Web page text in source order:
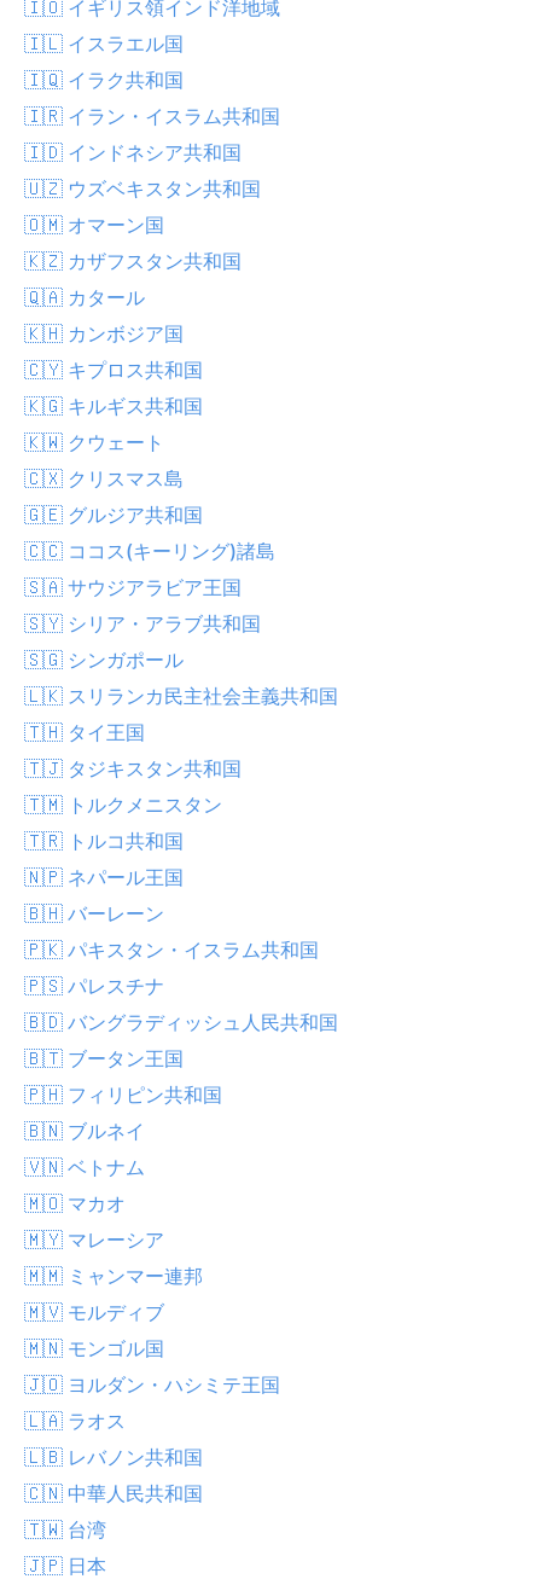
🇮🇴 イギリス領インド洋地域
🇮🇱 イスラエル国
🇮🇶 イラク共和国
🇮🇷 イラン・イスラム共和国
🇮🇩 インドネシア共和国
🇺🇿 ウズベキスタン共和国
🇴🇲 オマーン国
🇰🇿 カザフスタン共和国
🇶🇦 カタール
🇰🇭 カンボジア国
🇨🇾 キプロス共和国
🇰🇬 キルギス共和国
🇰🇼 クウェート
🇨🇽 クリスマス島
🇬🇪 グルジア共和国
🇨🇨 ココス(キーリング)諸島
🇸🇦 サウジアラビア王国
🇸🇾 シリア・アラブ共和国
🇸🇬 シンガポール
🇱🇰 スリランカ民主社会主義共和国
🇹🇭 タイ王国
🇹🇯 タジキスタン共和国
🇹🇲 トルクメニスタン
🇹🇷 トルコ共和国
🇳🇵 ネパール王国
🇧🇭 バーレーン
🇵🇰 パキスタン・イスラム共和国
🇵🇸 パレスチナ
🇧🇩 バングラディッシュ人民共和国
🇧🇹 ブータン王国
🇵🇭 フィリピン共和国
🇧🇳 ブルネイ
🇻🇳 ベトナム
🇲🇴 マカオ
🇲🇾 マレーシア
🇲🇲 ミャンマー連邦
🇲🇻 モルディブ
🇲🇳 モンゴル国
🇯🇴 ヨルダン・ハシミテ王国
🇱🇦 ラオス
🇱🇧 レバノン共和国
🇨🇳 中華人民共和国
🇹🇼 台湾
🇯🇵 日本